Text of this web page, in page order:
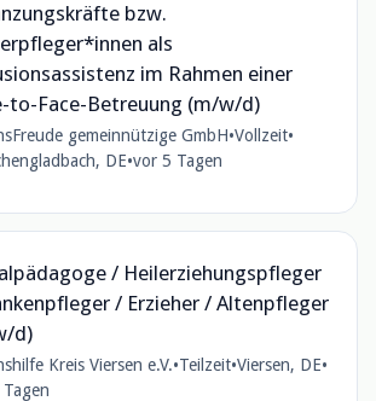
bzw.
als
im Rahmen einer
to-Face-Betreuung (m/w/d)
gemeinnützige GmbH•Vollzeit•
DE•vor 5 Tagen
/ Heilerziehungspfleger
/ Erzieher / Altenpfleger
d)
Kreis Viersen e.V.•Teilzeit•Viersen, DE•